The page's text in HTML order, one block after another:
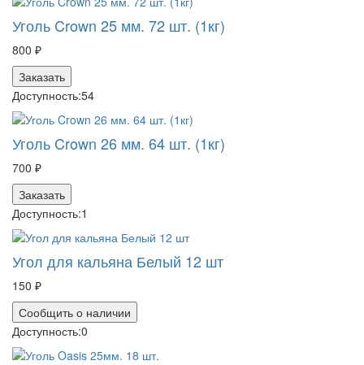
Уголь Crown 25 мм. 72 шт. (1кг)
800 ₽
Заказать
Доступность:54
Уголь Crown 26 мм. 64 шт. (1кг)
700 ₽
Заказать
Доступность:1
Угол для кальяна Белый 12 шт
150 ₽
Сообщить о наличии
Доступность:0